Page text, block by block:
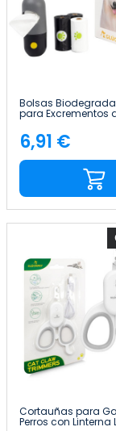
Bolsas
para Excrementos
con Dispensador
Lavanda 300
Glückpet
Precio
6,91 €
Cortauñas para
Perros con Linterna